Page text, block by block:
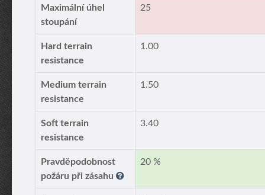
Maximální úhel
stoupání
25
Hard terrain
resistance
1.00
Medium terrain
resistance
1.50
Soft terrain
resistance
3.40
Pravděpodobnost
požáru při zásahu
20 %